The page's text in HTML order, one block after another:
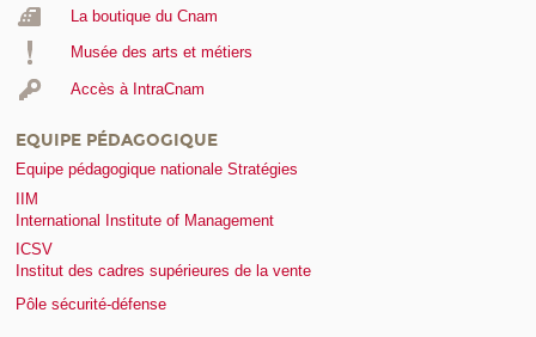
La boutique du Cnam
Musée des arts et métiers
Accès à IntraCnam
EQUIPE PÉDAGOGIQUE
Equipe pédagogique nationale Stratégies
IIM
International Institute of Management
ICSV
Institut des cadres supérieures de la vente
Pôle sécurité-défense